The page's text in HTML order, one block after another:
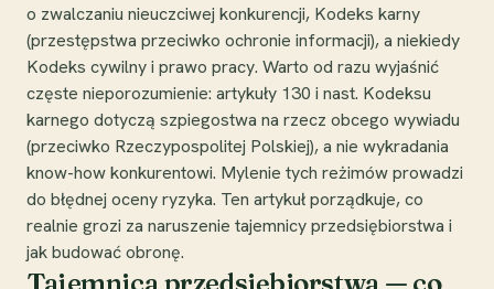
o zwalczaniu nieuczciwej konkurencji, Kodeks karny
(przestępstwa przeciwko ochronie informacji), a niekiedy
Kodeks cywilny i prawo pracy. Warto od razu wyjaśnić
częste nieporozumienie: artykuły 130 i nast. Kodeksu
karnego dotyczą szpiegostwa na rzecz obcego wywiadu
(przeciwko Rzeczypospolitej Polskiej), a nie wykradania
know-how konkurentowi. Mylenie tych reżimów prowadzi
do błędnej oceny ryzyka. Ten artykuł porządkuje, co
realnie grozi za naruszenie tajemnicy przedsiębiorstwa i
jak budować obronę.